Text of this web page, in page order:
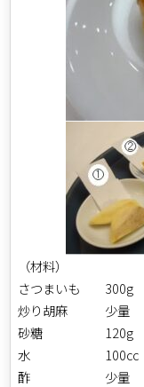
（材料）
さつまいも 300g
炒り胡麻 少量
砂糖 120g
水 100cc
酢 少量